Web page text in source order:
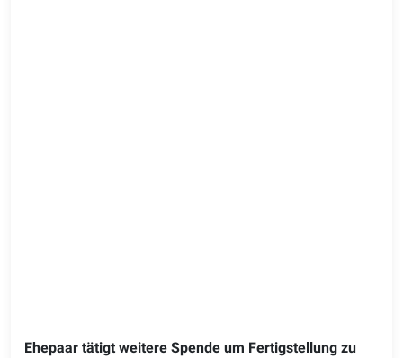
Ehepaar tätigt weitere Spende um Fertigstellung zu